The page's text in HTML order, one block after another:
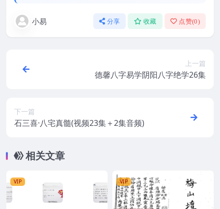
小易 分享 收藏 点赞(0)
上一篇
德馨八字易学阴阳八字绝学26集
下一篇
石三喜·八宅真髓(视频23集＋2集音频)
相关文章
VIP VIP